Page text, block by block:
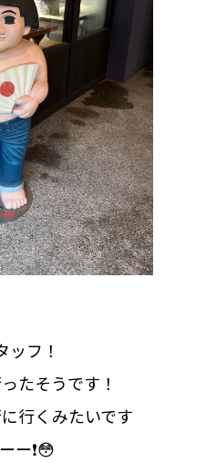
ッフ！
たそうです！
行くみたいです
ー❗😳